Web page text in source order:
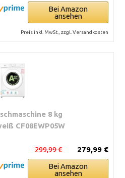
Bei Amazon
ansehen
Preis inkl. MwSt., zzgl. Versandkosten
8 kg
CF08EWP05W
279,99 €
299,99 €
Bei Amazon
ansehen